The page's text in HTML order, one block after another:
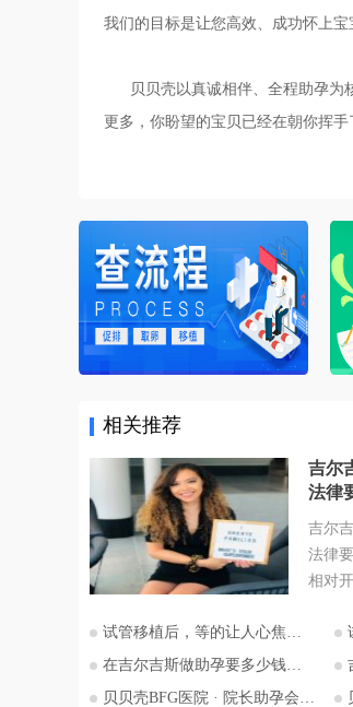
我们的目标是让您高效、成功怀上宝
贝贝壳以真诚相伴、全程助孕为
更多，你盼望的宝贝已经在朝你挥手
相关推荐
吉尔
法律
吉尔
法律
相对
地。
为人
斯斯
试管移植后，等的让人心焦的胎心和胎芽，何时会出现？
在吉尔吉斯做助孕要多少钱？2026比什凯克费用全公开，拒绝隐形消费
贝贝壳BFG医院 · 院长助孕会（济南站）